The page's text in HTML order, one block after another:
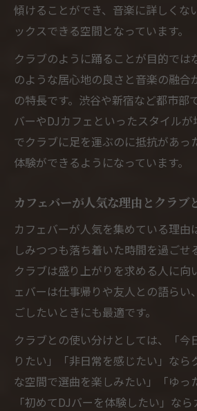
傾けることができ、音楽に詳しくな
ックスできる空間となっています。
クラブのように踊ることが目的では
のような居心地の良さと音楽の融合
の特長です。渋谷や新宿など都市部
バーやDJカフェといったスタイルが
でクラブに足を運ぶのに抵抗があっ
体験ができるようになっています。
カフェバーが人気な理由とクラブ
カフェバーが人気を集めている理由
しみつつも落ち着いた時間を過ごせ
クラブは盛り上がりを求める人に向
ェバーは仕事帰りや友人との語らい
ごしたいときにも最適です。
クラブとの使い分けとしては、「今
りたい」「非日常を感じたい」なら
な空間で選曲を楽しみたい」「ゆっ
「初めてDJバーを体験したい」な